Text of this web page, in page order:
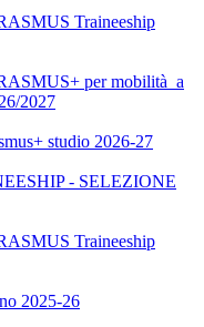
Traineeship
per mobilità a
2027
studio 2026-27
- SELEZIONE
Traineeship
2025-26